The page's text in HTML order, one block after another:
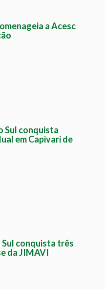
a Acesc
Sul conquista
em Capivari de
conquista três
da JIMAVI